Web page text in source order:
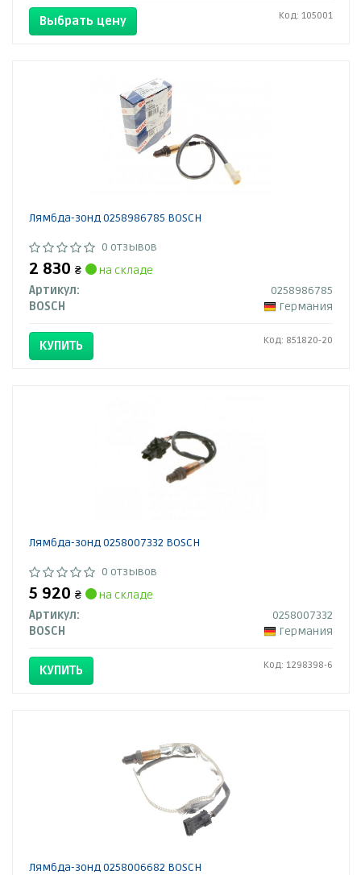
Выбрать цену Код: 105001
Лямбда-зонд 0258986785 BOSCH
0 отзывов
2 830 ₴
на складе
Артикул:
0258986785
BOSCH
Германия
КУПИТЬ Код: 851820-20
Лямбда-зонд 0258007332 BOSCH
0 отзывов
5 920 ₴
на складе
Артикул:
0258007332
BOSCH
Германия
КУПИТЬ Код: 1298398-6
Лямбда-зонд 0258006682 BOSCH